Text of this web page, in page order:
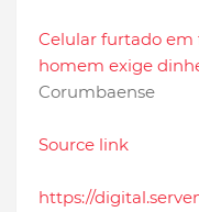
Celular furtado em
homem exige
Corumbaense
Source link
https://